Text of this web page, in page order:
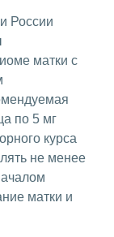
России
матки с
по 5 мг
курса
не менее
матки и